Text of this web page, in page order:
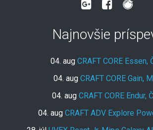
Najnovšie
04. aug CRAFT CORE Essen,
04. aug CRAFT CORE Gain,
04. aug CRAFT CORE Endur,
04. aug CRAFT ADV Explore